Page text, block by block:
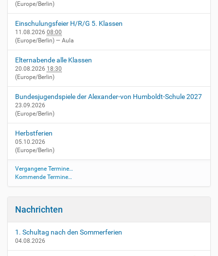
t
i
o
n
(Europe/Berlin)
Einschulungsfeier H/R/G 5. Klassen
11.08.2026 08:00
(Europe/Berlin) — Aula
Elternabende alle Klassen
20.08.2026 18:30
(Europe/Berlin)
Bundesjugendspiele der Alexander-von Humboldt-Schule 2027
23.09.2026
(Europe/Berlin)
Herbstferien
05.10.2026
(Europe/Berlin)
Vergangene Termine…
Kommende Termine…
Nachrichten
1. Schultag nach den Sommerferien
04.08.2026